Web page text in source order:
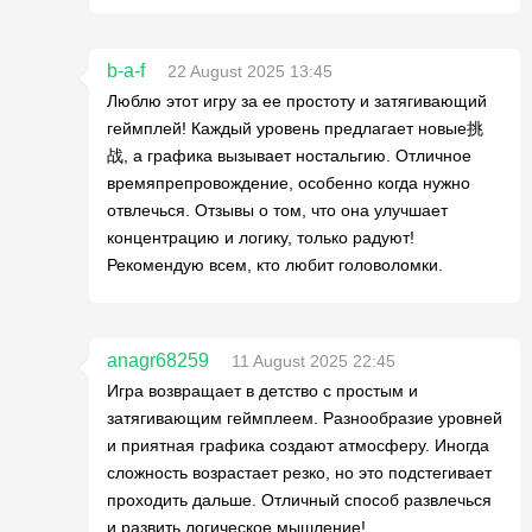
b-a-f
22 August 2025 13:45
Люблю этот игру за ее простоту и затягивающий
геймплей! Каждый уровень предлагает новые挑
战, а графика вызывает ностальгию. Отличное
времяпрепровождение, особенно когда нужно
отвлечься. Отзывы о том, что она улучшает
концентрацию и логику, только радуют!
Рекомендую всем, кто любит головоломки.
anagr68259
11 August 2025 22:45
Игра возвращает в детство с простым и
затягивающим геймплеем. Разнообразие уровней
и приятная графика создают атмосферу. Иногда
сложность возрастает резко, но это подстегивает
проходить дальше. Отличный способ развлечься
и развить логическое мышление!